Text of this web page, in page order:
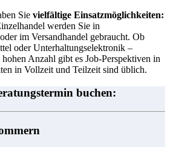
Sie vielfältige Einsatzmöglichkeiten:
werden Sie in
im Versandhandel gebraucht. Ob
oder Unterhaltungselektronik –
Anzahl gibt es Job-Perspektiven in
in Vollzeit und Teilzeit sind üblich.
buchen: